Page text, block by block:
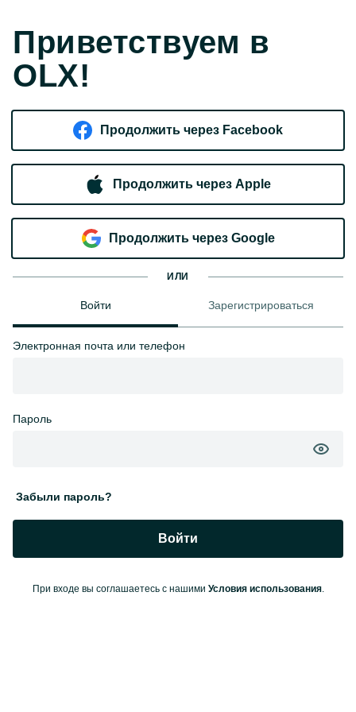
Приветствуем в
OLX!
Продолжить через Facebook
Продолжить через Apple
Продолжить через Google
ИЛИ
Войти Зарегистрироваться
Электронная почта или телефон
Пароль
Забыли пароль?
Войти
При входе вы соглашаетесь с нашими Условия использования.